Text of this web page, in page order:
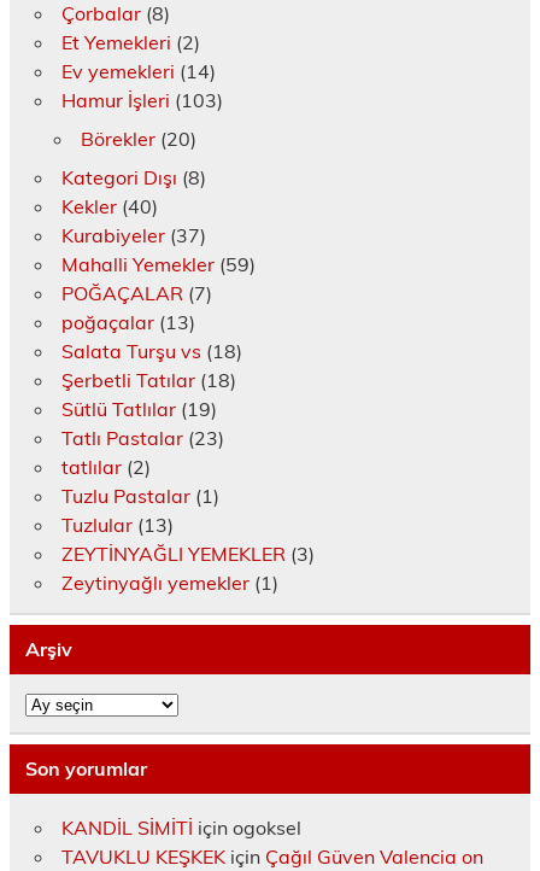
e
r
e
d
e
a
ç
l
r
)
Çorbalar(8)
Et Yemekleri (2)
Ev yemekleri (14)
Hamur İşleri (103)
Börekler(20)
Kategori Dışı (8)
Kekler(40)
Kurabiyeler(37)
Mahalli Yemekler(59)
POĞAÇALAR (7)
poğaçalar(13)
Salata Turşu vs (18)
Şerbetli Tatılar(18)
Sütlü Tatlılar(19)
Tatlı Pastalar(23)
tatlılar(2)
Tuzlu Pastalar(1)
Tuzlular(13)
ZEYTİNYAĞLI YEMEKLER (3)
Zeytinyağlı yemekler(1)
Arşiv
Arşiv
Son yorumlar
KANDİL SİMİTİ için ogoksel
TAVUKLU KEŞKEKiçin Çağıl Güven Valencia on